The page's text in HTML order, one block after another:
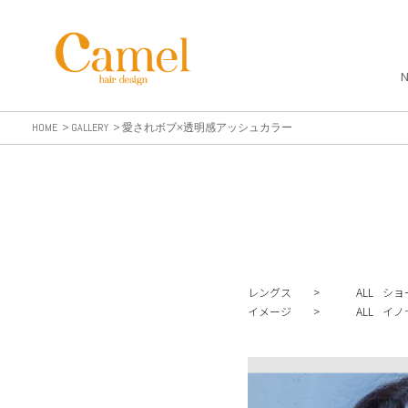
HOME GALLERY 愛されボブ×透明感アッシュカラー
レングス > ALL
ショ
イメージ >
ALL イノ